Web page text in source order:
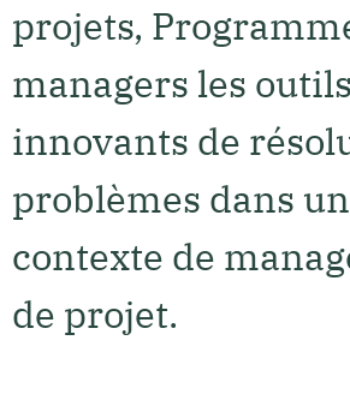
projets,
managers les outils
innovants de
problèmes dans un
contexte de
de projet.